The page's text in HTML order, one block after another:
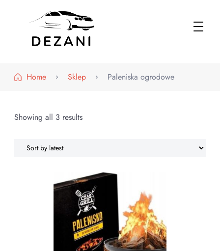
Home
Sklep Paleniska ogrodowe
Showing all 3 results